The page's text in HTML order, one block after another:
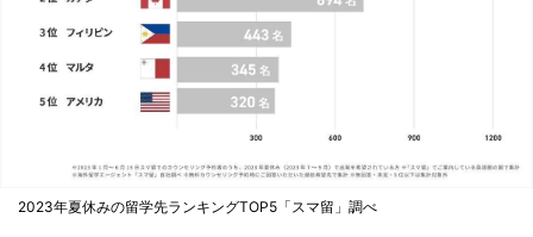
2023年夏休みの留学先ランキングTOP5「スマ留」調べ